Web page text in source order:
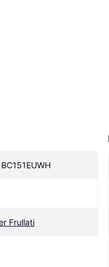
Frullati